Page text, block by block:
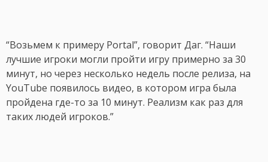
“Возьмем к примеру Portal”, говорит Даг. “Наши
лучшие игроки могли пройти игру примерно за 30
минут, но через несколько недель после релиза, на
YouTube появилось видео, в котором игра была
пройдена где-то за 10 минут. Реализм как раз для
таких людей игроков.”